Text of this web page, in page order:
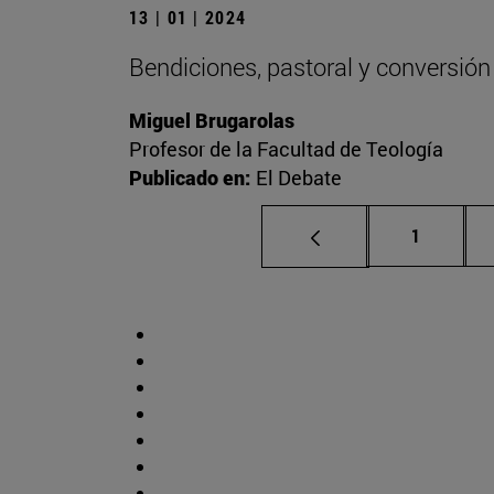
13 | 01 | 2024
Bendiciones, pastoral y conversión
Miguel Brugarolas
Profesor de la Facultad de Teología
Publicado en: El Debate
Página
1